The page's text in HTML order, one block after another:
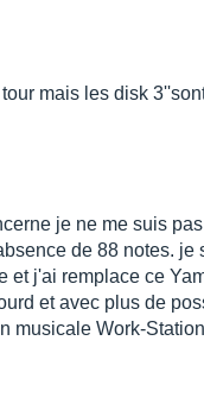
mais les disk
je ne me suis
de 88 notes. je
et j'ai remplace ce
et avec plus de
musicale Work-